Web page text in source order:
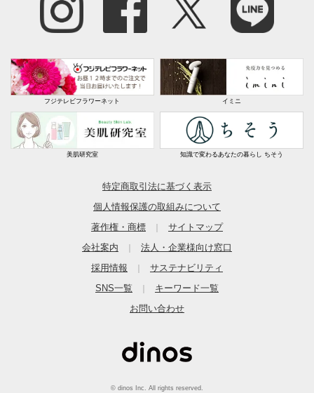
フジテレビフラワーネット イミニ
美肌研究室 知識で変わるあなたの暮らし ちそう
特定商取引法に基づく表示
個人情報保護の取組みについて
著作権・商標
サイトマップ
会社案内
法人・企業様向け窓口
採用情報
サステナビリティ
SNS一覧
キーワード一覧
お問い合わせ
© dinos Inc. All rights reserved.